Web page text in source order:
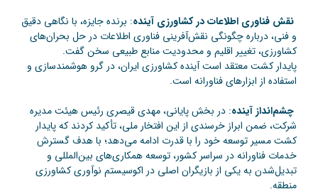
نقش فناوری اطلاعات در کشاورزی آینده: برنده جایزه، با نگاهی دقیق
و فنی، درباره چگونگی نقش‌آفرینی فناوری اطلاعات در حل بحران‌های
کشاورزی، تغییر اقلیم و محدودیت منابع طبیعی سخن گفت.
پایدار کشت معتقد است آینده کشاورزی ایران، در گرو هوشمندسازی و
استفاده از ابزارهای فناورانه است.
چشم‌انداز آینده: در بخش پایانی، مهدی قیصری رئیس هیئت مدیره
شرکت، ضمن ابراز خرسندی از این افتخار ملی، تأکید کردند که پایدار
کشت مسیر توسعه خود را با قدرت ادامه می‌دهد؛ با هدف گسترش
خدمات فناورانه در سراسر کشور، توسعه همکاری‌های بین‌المللی و
تبدیل‌شدن به یکی از بازیگران اصلی در اکوسیستم نوآوری کشاورزی
منطقه.